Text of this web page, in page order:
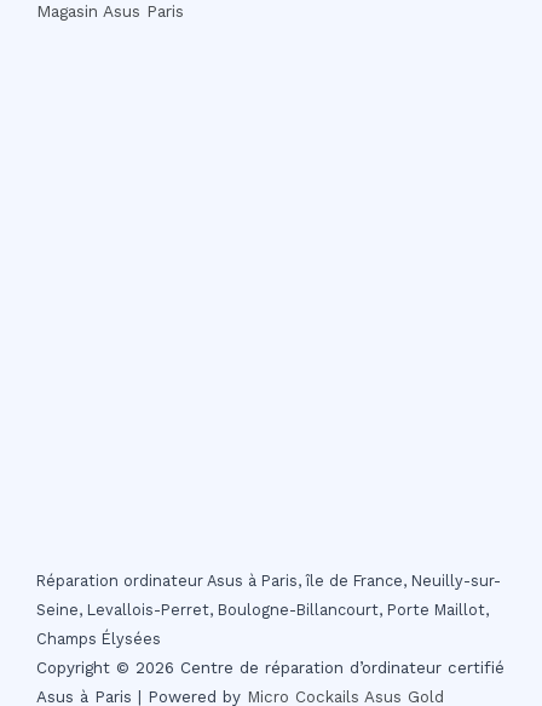
Magasin Asus Paris
Réparation ordinateur Asus à Paris, île de France, Neuilly-sur-
Seine, Levallois-Perret, Boulogne-Billancourt, Porte Maillot,
Champs Élysées
Copyright © 2026 Centre de réparation d’ordinateur certifié
Asus à Paris | Powered by Micro Cockails Asus Gold